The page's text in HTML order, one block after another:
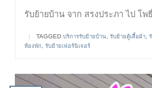
รับย้ายบ้าน จาก สรงประภา ไป โพ
| TAGGED บริการรับย้ายบ้าน รับย้ายตู้เสื้อผ้า
ห้องพัก
รับย้ายเฟอร์นิเจอร์